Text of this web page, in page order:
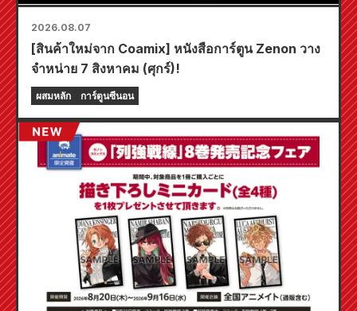
2026.08.07
[สินค้าใหม่จาก Coamix] หนังสือการ์ตูน Zenon วาง
จำหน่าย 7 สิงหาคม (ศุกร์)!
ผสมหลัก การ์ตูนซีนอน